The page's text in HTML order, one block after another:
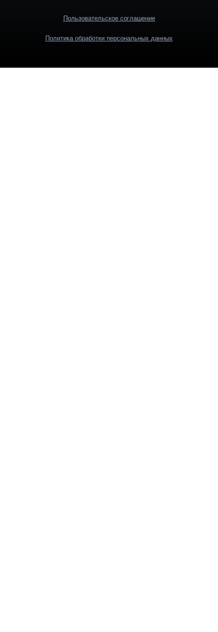
Пользовательское соглашение
Политика обработки персональных данных